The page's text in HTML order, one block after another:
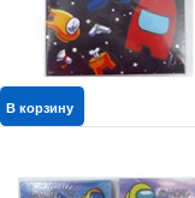
В корзину